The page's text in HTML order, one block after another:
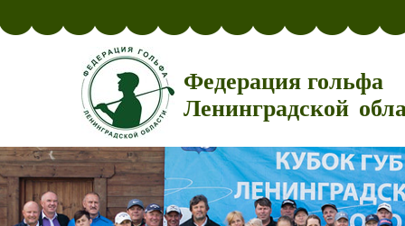
Федерация гольфа
Ленинградской